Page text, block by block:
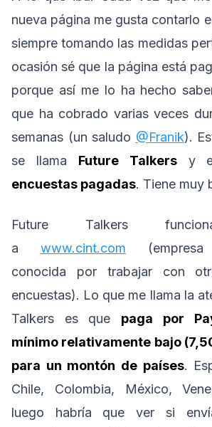
nueva página me gusta contarlo
siempre tomando las medidas
ocasión sé que la página está
porque así me lo ha hecho
que ha cobrado varias veces
semanas (un saludo @Franik).
se llama Future Talkersy
encuestas pagadas. Tiene muy
Future Talkers
a www.cint.com (empresa
conocida por trabajar con
encuestas). Lo que me llama la
Talkers es que paga por
mínimo relativamente bajo
para un montón de países.
Chile, Colombia, México,
luego habría que ver si